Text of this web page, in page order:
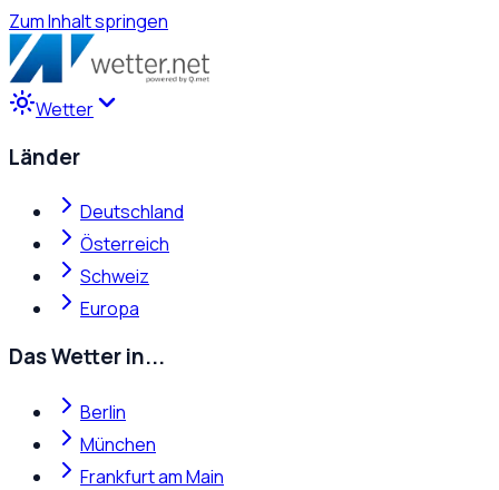
Zum Inhalt springen
Wetter
Länder
Deutschland
Österreich
Schweiz
Europa
Das Wetter in...
Berlin
München
Frankfurt am Main